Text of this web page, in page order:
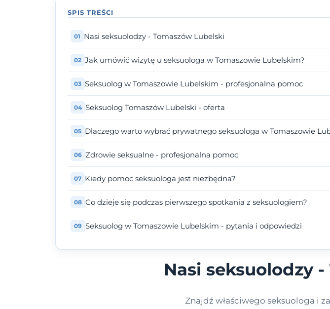
SPIS TREŚCI
Nasi seksuolodzy - Tomaszów Lubelski
Jak umówić wizytę u seksuologa w Tomaszowie Lubelskim?
Seksuolog w Tomaszowie Lubelskim - profesjonalna pomoc
Seksuolog Tomaszów Lubelski - oferta
Dlaczego warto wybrać prywatnego seksuologa w Tomaszowie
Zdrowie seksualne - profesjonalna pomoc
Kiedy pomoc seksuologa jest niezbędna?
Co dzieje się podczas pierwszego spotkania z seksuologiem?
Seksuolog w Tomaszowie Lubelskim - pytania i odpowiedzi
Nasi seksuolodzy
Znajdź właściwego seksuologa i